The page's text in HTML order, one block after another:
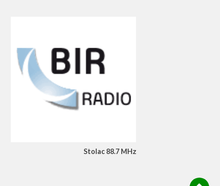
Stolac 88.7 MHz